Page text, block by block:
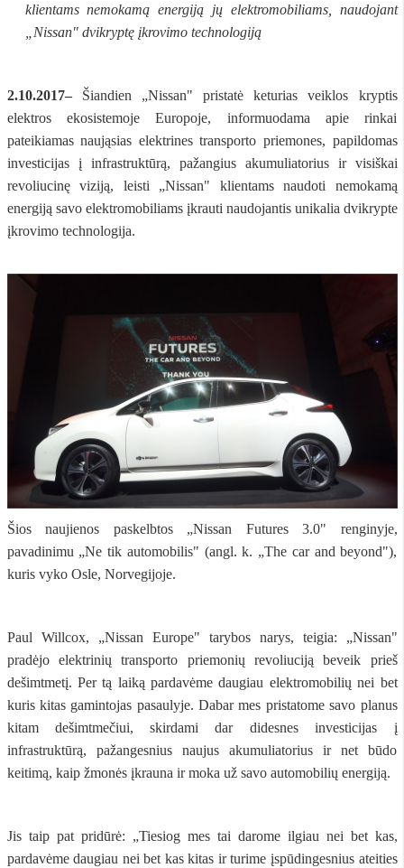
klientams nemokamą energiją jų elektromobiliams, naudojant
„Nissan" dvikryptę įkrovimo technologiją
2.10.2017–Šiandien „Nissan" pristatė keturias veiklos kryptis
elektros ekosistemoje Europoje, informuodama apie rinkai
pateikiamas naująsias elektrines transporto priemones, papildomas
investicijas į infrastruktūrą, pažangius akumuliatorius ir visiškai
revoliucinę viziją, leisti „Nissan" klientams naudoti nemokamą
energiją savo elektromobiliams įkrauti naudojantis unikalia dvikrypte
įkrovimo technologija.
Šios naujienos paskelbtos „Nissan Futures 3.0" renginyje,
pavadinimu „Ne tik automobilis" (angl. k. „The car and beyond"),
kuris vyko Osle, Norvegijoje.
Paul Willcox, „Nissan Europe" tarybos narys, teigia: „Nissan"
pradėjo elektrinių transporto priemonių revoliuciją beveik prieš
dešimtmetį. Per tą laiką pardavėme daugiau elektromobilių nei bet
kuris kitas gamintojas pasaulyje. Dabar mes pristatome savo planus
kitam dešimtmečiui, skirdami dar didesnes investicijas į
infrastruktūrą, pažangesnius naujus akumuliatorius ir net būdo
keitimą, kaip žmonės įkrauna ir moka už savo automobilių energiją.
Jis taip pat pridūrė: „Tiesiog mes tai darome ilgiau nei bet kas,
pardavėme daugiau nei bet kas kitas ir turime įspūdingesnius ateities